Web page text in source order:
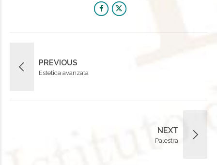
PREVIOUS
Estetica avanzata
NEXT
Palestra